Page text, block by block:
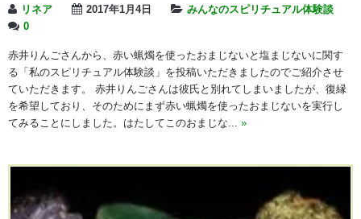
リネア 2017年1月4日
みんなのスピリチュアル体験談
0
赤井りんごさんから、赤い蝋燭を使ったおまじないと塩まじないに関す
る「私のスピリチュアル体験談」を投稿いただきましたのでご紹介させ
ていただきます。 赤井りんごさんは彼氏と別れてしまいましたが、復縁
を希望しており、そのためにまず赤い蝋燭を使ったおまじないを実行し
てみることにしました。はたしてこのおまじな... »